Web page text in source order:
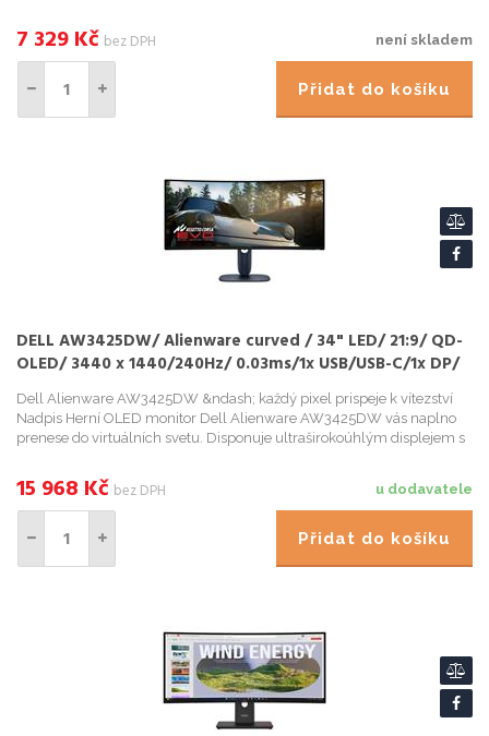
není skladem
7 329Kč bez DPH
Přidat do košíku
DELL AW3425DW/ Alienware curved / 34" LED/ 21:9/ QD-
OLED/ 3440 x 1440/240Hz/ 0.03ms/1x USB/USB-C/1x DP/
2x HDMI/3Y Bas
Dell Alienware AW3425DW &ndash; každý pixel prispeje k vítezství
Nadpis Herní OLED monitor Dell Alienware AW3425DW vás naplno
prenese do virtuálních svetu. Disponuje ultraširokoúhlým displejem s
u dodavatele
15 968 Kč bez DPH
Přidat do košíku